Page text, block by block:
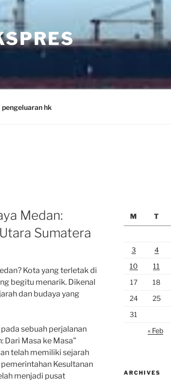
pengeluaran hk
Medan:
Sumatera
Kota yang terletak di
begitu menarik. Dikenal
dan budaya yang
sebuah perjalanan
Dari Masa ke Masa”
telah memiliki sejarah
Kesultanan
menjadi pusat
M
T
3
4
10
11
17
18
24
25
31
« Feb
ARCHIVES